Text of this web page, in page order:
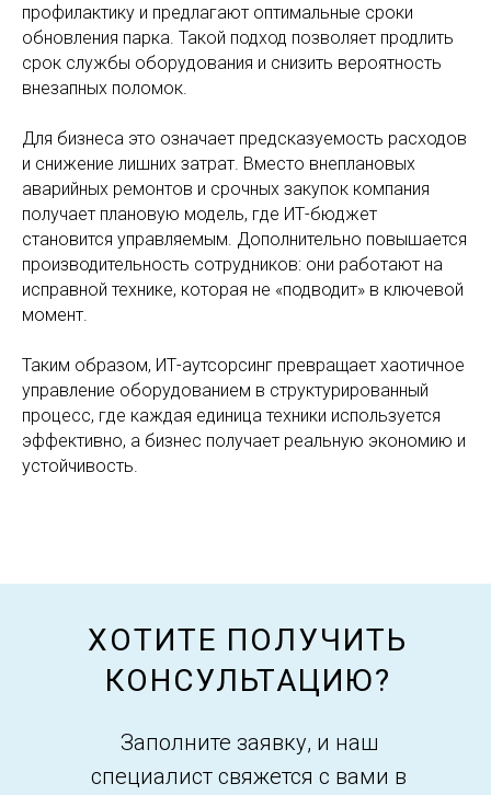
профилактику и предлагают оптимальные сроки
обновления парка. Такой подход позволяет продлить
срок службы оборудования и снизить вероятность
внезапных поломок.
Для бизнеса это означает предсказуемость расходов
и снижение лишних затрат. Вместо внеплановых
аварийных ремонтов и срочных закупок компания
получает плановую модель, где ИТ-бюджет
становится управляемым. Дополнительно повышается
производительность сотрудников: они работают на
исправной технике, которая не «подводит» в ключевой
момент.
Таким образом, ИТ-аутсорсинг превращает хаотичное
управление оборудованием в структурированный
процесс, где каждая единица техники используется
эффективно, а бизнес получает реальную экономию и
устойчивость.
ХОТИТЕ ПОЛУЧИТЬ
КОНСУЛЬТАЦИЮ?
Заполните заявку, и наш
специалист свяжется с вами в